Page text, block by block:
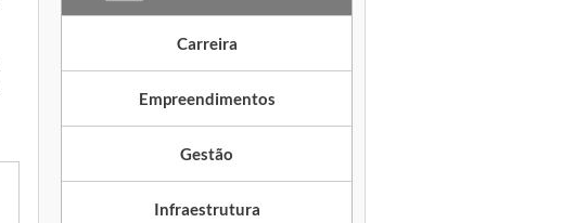
Carreira
Empreendimentos
Gestão
Infraestrutura